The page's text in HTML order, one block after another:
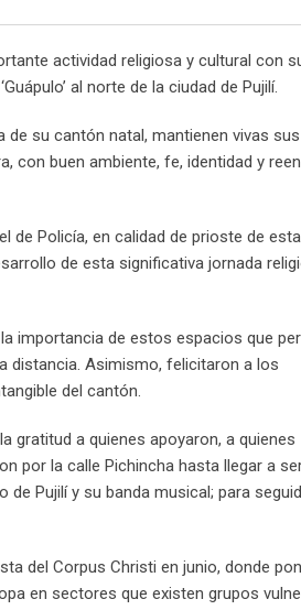
actividad religiosa y cultural con
al norte de la ciudad de Pujilí.
de su cantón natal, mantienen vivas sus
con buen ambiente, fe, identidad y
de Policía, en calidad de prioste de
de esta significativa jornada
importancia de estos espacios que
distancia. Asimismo, felicitaron a los
del cantón.
gratitud a quienes apoyaron, a quienes
por la calle Pichincha hasta llegar a
Pujilí y su banda musical; para
del Corpus Christi en junio, donde
en sectores que existen grupos